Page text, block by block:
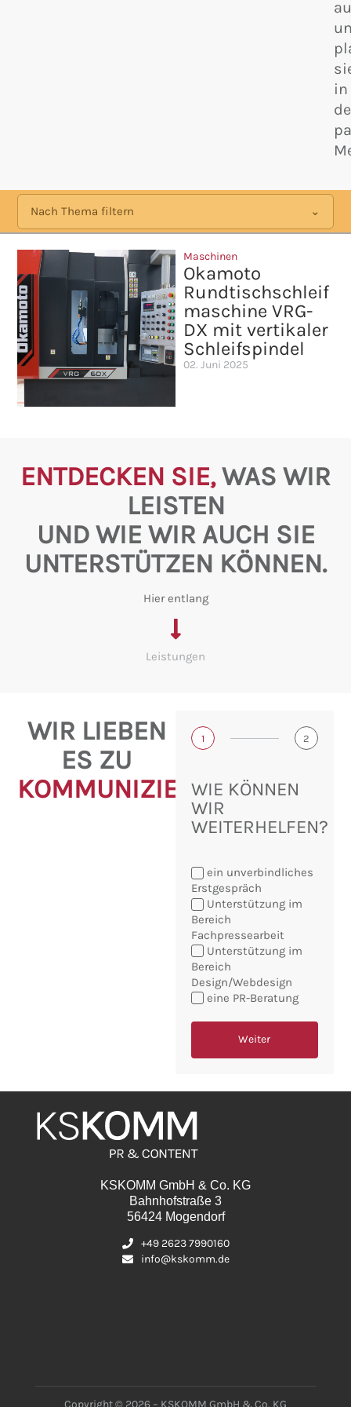
in
Nach Thema filtern
Maschinen
Okamoto
Rundtischschleif
maschine VRG-
DX mit vertikaler
Schleifspindel
02. Juni 2025
ENTDECKEN SIE,WAS WIR
LEISTEN
UND WIE WIR AUCH SIE
UNTERSTÜTZEN KÖNNEN.
Hier entlang
Leistungen
WIR LIEBEN
ES ZU
KOMMUNIZIEREN!
1 2
WIE KÖNNEN
WIR
WEITERHELFEN?
Sie
möchten:
ein unverbindliches
Erstgespräch
Unterstützung im
Bereich
Fachpressearbeit
Unterstützung im
Bereich
Design/Webdesign
eine PR-Beratung
Weiter
KSKOMM GmbH & Co. KG
Bahnhofstraße 3
56424 Mogendorf
+49 2623 7990160
info@kskomm.de
Copyright © 2026 – KSKOMM GmbH & Co. KG